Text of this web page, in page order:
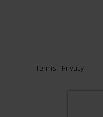
Terms | Privacy